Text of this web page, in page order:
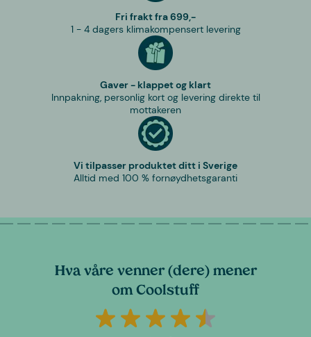
Fri frakt fra 699,-
1 - 4 dagers klimakompensert levering
Gaver - klappet og klart
Innpakning, personlig kort og levering direkte til
mottakeren
Vi tilpasser produktet ditt i Sverige
Alltid med 100 % fornøydhetsgaranti
Hva våre venner (dere) mener
om Coolstuff